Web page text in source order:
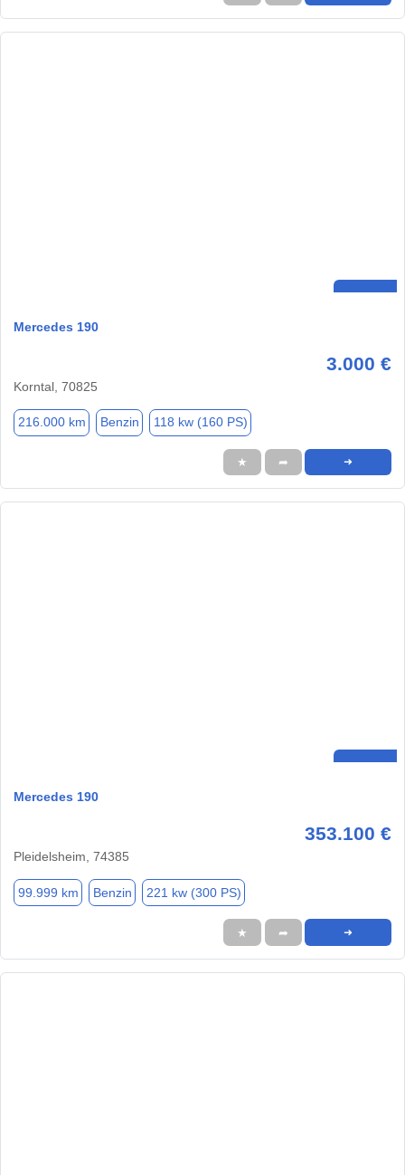
Mercedes 190
3.000 €
Korntal, 70825
216.000 km Benzin 118 kw (160 PS)
★ ➦ ➜
Mercedes 190
353.100 €
Pleidelsheim, 74385
99.999 km Benzin 221 kw (300 PS)
★ ➦ ➜